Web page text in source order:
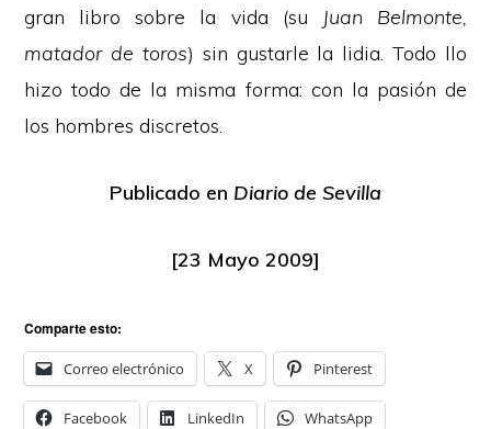
gran libro sobre la vida (su
Juan Belmonte,
matador de toros) sin gustarle la lidia. Todo llo
hizo todo de la misma forma: con la pasión de
los hombres discretos.
Publicado en Diario de Sevilla
[23 Mayo 2009]
Comparte esto:
Correo electrónico X Pinterest
Facebook LinkedIn WhatsApp